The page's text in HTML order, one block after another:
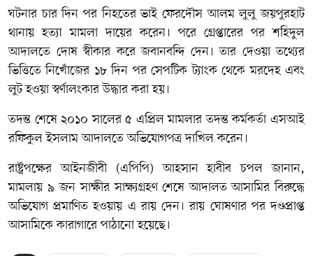
ঘটনার চার দিন পর নিহতের ভাই ফেরদৌস আলম লুলু জয়পুরহাট
থানায় হত্যা মামলা দায়ের করেন। পরে গ্রেপ্তারের পর শহিদুল
আদালতে দোষ স্বীকার করে জবানবন্দি দেন। তার দেওয়া তথ্যের
ভিত্তিতে নিখোঁজের ১৮ দিন পর সেপটিক ট্যাংক থেকে মরদেহ এবং
লুট হওয়া স্বর্ণালংকার উদ্ধার করা হয়।
তদন্ত শেষে ২০১০ সালের ৫ এপ্রিল মামলার তদন্ত কর্মকর্তা এসআই
রফিকুল ইসলাম আদালতে অভিযোগপত্র দাখিল করেন।
রাষ্ট্রপক্ষের আইনজীবী (এপিপি) আহসান হাবীব চপল জানান,
মামলায় ৯ জন সাক্ষীর সাক্ষ্যগ্রহণ শেষে আদালত আসামির বিরুদ্ধে
অভিযোগ প্রমাণিত হওয়ায় এ রায় দেন। রায় ঘোষণার পর দণ্ডপ্রাপ্ত
আসামিকে কারাগারে পাঠানো হয়েছে।